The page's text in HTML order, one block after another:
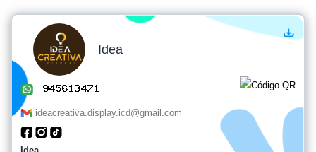
Idea
ideacreativa.display.icd@gmail.com